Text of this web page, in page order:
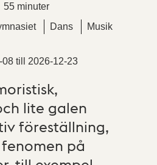
55 minuter
Dans Musik
08 till 2026-12-23
lite galen
föreställning,
på